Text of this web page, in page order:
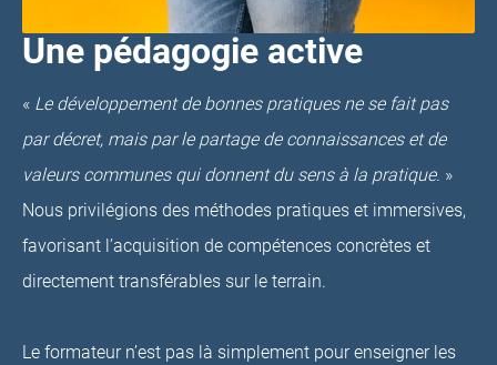
Une pédagogie active
« Le développement de bonnes pratiques ne se fait pas
par décret, mais par le partage de connaissances et de
valeurs communes qui donnent du sens à la pratique. »
Nous privilégions des méthodes pratiques et immersives,
favorisant l’acquisition de compétences concrètes et
directement transférables sur le terrain.
Le formateur n’est pas là simplement pour enseigner les